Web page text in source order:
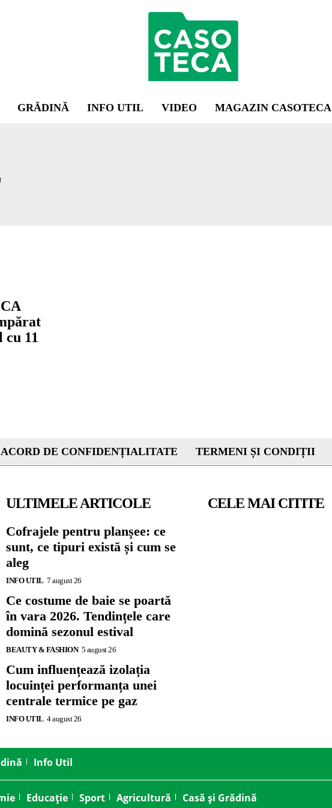
GRĂDINĂ INFO UTIL VIDEO MAGAZIN CASOTECA
cu 11
ACORD DE CONFIDENȚIALITATE TERMENI ȘI CONDIȚII
ULTIMELE ARTICOLE
Cofrajele pentru planșee: ce
sunt, ce tipuri există și cum se
aleg
INFO UTIL 7 august 26
Ce costume de baie se poartă
în vara 2026. Tendințele care
domină sezonul estival
BEAUTY & FASHION 5 august 26
Cum influențează izolația
locuinței performanța unei
centrale termice pe gaz
INFO UTIL 4 august 26
CELE MAI CITITE
Info Util
Educație Sport Agricultură Casă și Grădină